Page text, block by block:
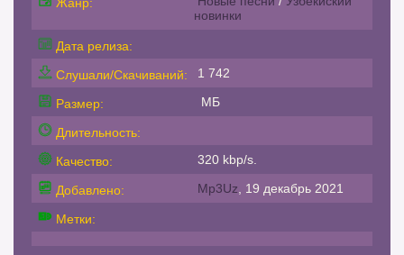
новинки
Дата релиза:
Слушали/Скачиваний:
1 742
Размер: МБ
Длительность:
Качество:
320 kbp/s.
Добавлено: Mp3Uz , 19 декабрь 2021
Метки: